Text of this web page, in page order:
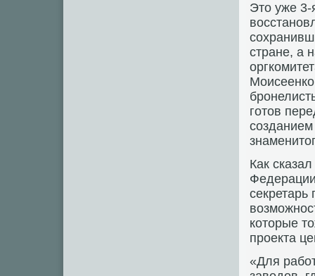
Это уже 3-
стране, а
готов
Как
которые
проекта
«Для